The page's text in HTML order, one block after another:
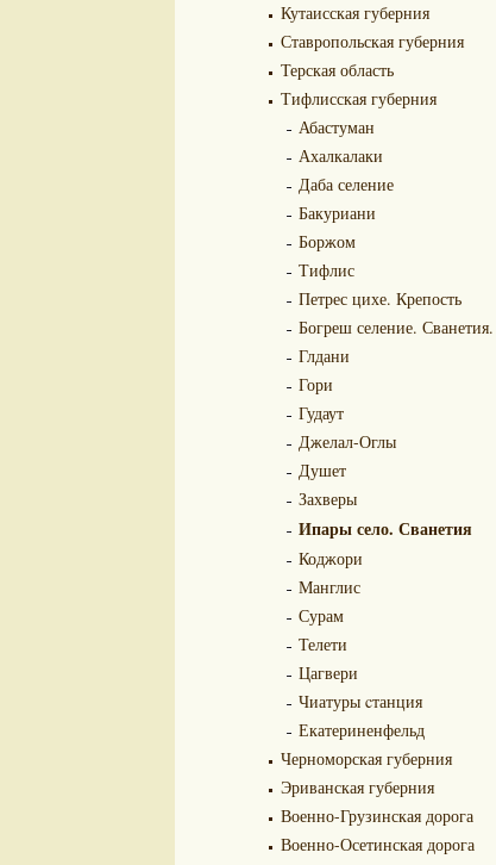
Кутаисская губерния
Ставропольская губерния
Терская область
Тифлисская губерния
Абастуман
Ахалкалаки
Даба селение
Бакуриани
Боржом
Тифлис
Петрес цихе. Крепость
Богреш селение. Сванетия.
Глдани
Гори
Гудаут
Джелал-Оглы
Душет
Захверы
Ипары село. Сванетия
Коджори
Манглис
Сурам
Телети
Цагвери
Чиатуры cтанция
Екатериненфельд
Черноморская губерния
Эриванская губерния
Военно-Грузинская дорога
Военно-Осетинская дорога